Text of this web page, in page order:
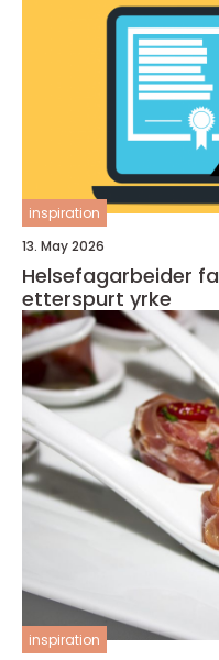
inspiration
13. May 2026
Helsefagarbeider fagbrev veien
etterspurt yrke
inspiration